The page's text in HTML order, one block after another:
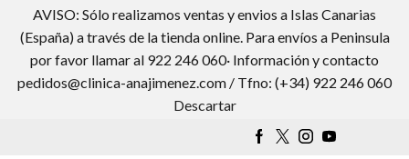
AVISO: Sólo realizamos ventas y envios a Islas Canarias
(España) a través de la tienda online. Para envíos a Peninsula
por favor llamar al 922 246 060· Información y contacto
pedidos@clinica-anajimenez.com / Tfno: (+34) 922 246 060
Descartar
Wishlist 0